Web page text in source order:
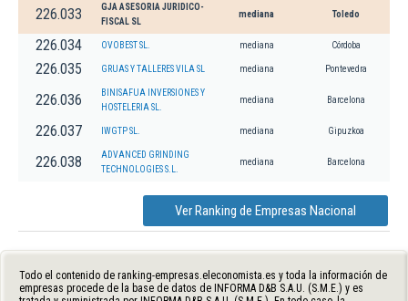
226.033
GJA ASESORIA JURIDICO-
FISCAL SL
mediana Toledo
226.034 OVOBEST SL. mediana Córdoba
226.035 GRUAS Y TALLERES VILA SL mediana Pontevedra
226.036
BINISAFUA INVERSIONES Y
HOSTELERIA SL.
mediana Barcelona
226.037 IWGTP SL. mediana Gipuzkoa
226.038
ADVANCED GRINDING
TECHNOLOGIES S.L.
mediana Barcelona
Ver Ranking de Empresas Nacional
Todo el contenido de ranking-empresas.eleconomista.es y toda la información de
empresas procede de la base de datos de INFORMA D&B S.A.U. (S.M.E.) y es